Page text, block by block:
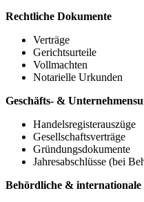
Rechtliche Dokumente
Verträge
Gerichtsurteile
Vollmachten
Notarielle Urkunden
Geschäfts- &
Handelsregisterauszüge
Gesellschaftsverträge
Gründungsdokumente
Jahresabschlüsse (bei
Behördliche & internationale